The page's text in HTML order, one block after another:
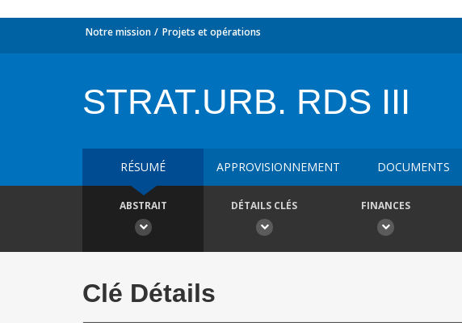
Notre mission Projets et opérations
STRAT.URB. RDS III
RÉSUMÉ APPROVISIONNEMENT DOCUMENTS
ABSTRAIT DÉTAILS CLÉS FINANCES
Clé Détails